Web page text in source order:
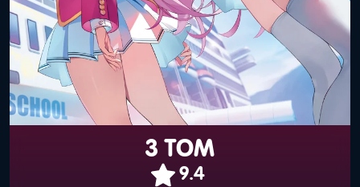
3 ТОМ
9.4